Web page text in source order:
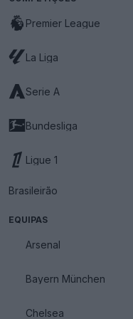
Premier League
La Liga
Serie A
Bundesliga
Ligue 1
Brasileirão
EQUIPAS
Arsenal
Bayern München
Chelsea